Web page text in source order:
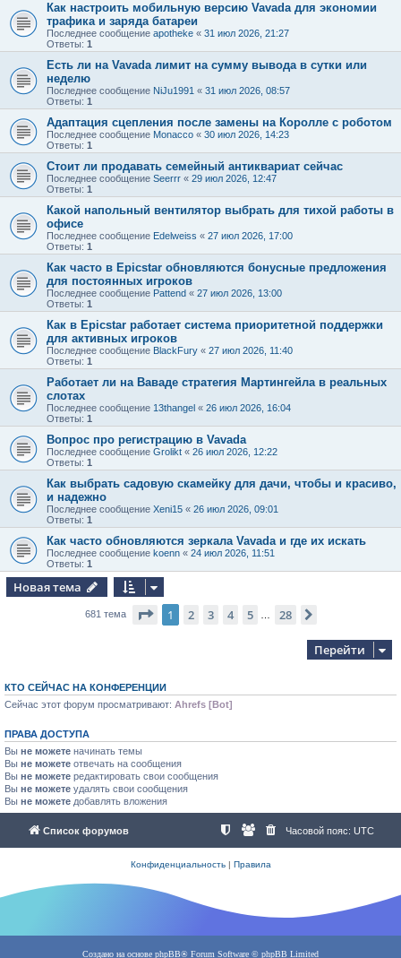
Как настроить мобильную версию Vavada для экономии
трафика и заряда батареи
Последнее сообщение apotheke « 31 июл 2026, 21:27
Ответы: 1
Есть ли на Vavada лимит на сумму вывода в сутки или
неделю
Последнее сообщение NiJu1991 « 31 июл 2026, 08:57
Ответы: 1
Адаптация сцепления после замены на Королле с роботом
Последнее сообщение Monacco « 30 июл 2026, 14:23
Ответы: 1
Стоит ли продавать семейный антиквариат сейчас
Последнее сообщение Seerrr « 29 июл 2026, 12:47
Ответы: 1
Какой напольный вентилятор выбрать для тихой работы в
офисе
Последнее сообщение Edelweiss « 27 июл 2026, 17:00
Ответы: 1
Как часто в Epicstar обновляются бонусные предложения
для постоянных игроков
Последнее сообщение Pattend « 27 июл 2026, 13:00
Ответы: 1
Как в Epicstar работает система приоритетной поддержки
для активных игроков
Последнее сообщение BlackFury « 27 июл 2026, 11:40
Ответы: 1
Работает ли на Ваваде стратегия Мартингейла в реальных
слотах
Последнее сообщение 13thangel « 26 июл 2026, 16:04
Ответы: 1
Вопрос про регистрацию в Vavada
Последнее сообщение Grolikt « 26 июл 2026, 12:22
Ответы: 1
Как выбрать садовую скамейку для дачи, чтобы и красиво,
и надежно
Последнее сообщение Xeni15 « 26 июл 2026, 09:01
Ответы: 1
Как часто обновляются зеркала Vavada и где их искать
Последнее сообщение koenn « 24 июл 2026, 11:51
Ответы: 1
Новая тема
681 тема Страница из 28
1 2 3 4 5 28
Перейти
КТО СЕЙЧАС НА КОНФЕРЕНЦИИ
Сейчас этот форум просматривают: Ahrefs [Bot]
ПРАВА ДОСТУПА
Вы не можете начинать темы
Вы не можете отвечать на сообщения
Вы не можете редактировать свои сообщения
Вы не можете удалять свои сообщения
Вы не можете добавлять вложения
Список форумов Часовой пояс: UTC
Конфиденциальность| Правила
Создано на основе phpBB® Forum Software © phpBB Limited